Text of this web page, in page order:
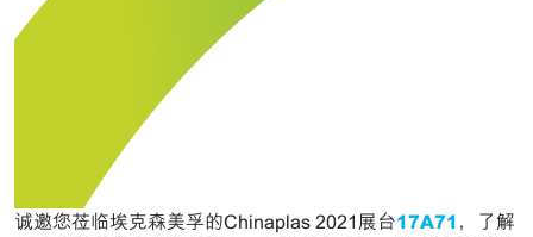
诚邀您莅临埃克森美孚的Chinaplas 2021展台17A71 ，了解